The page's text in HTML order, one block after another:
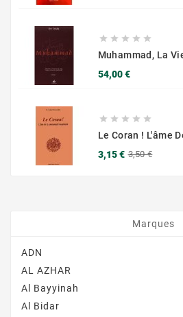
    
54,00 €Prix
    
3,15 € 3,50 €
Marques
ADN
AL AZHAR
Al Bayyinah
Al Bidar